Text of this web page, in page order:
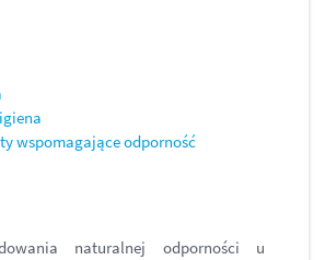
wspomagające odporność
naturalnej odporności u